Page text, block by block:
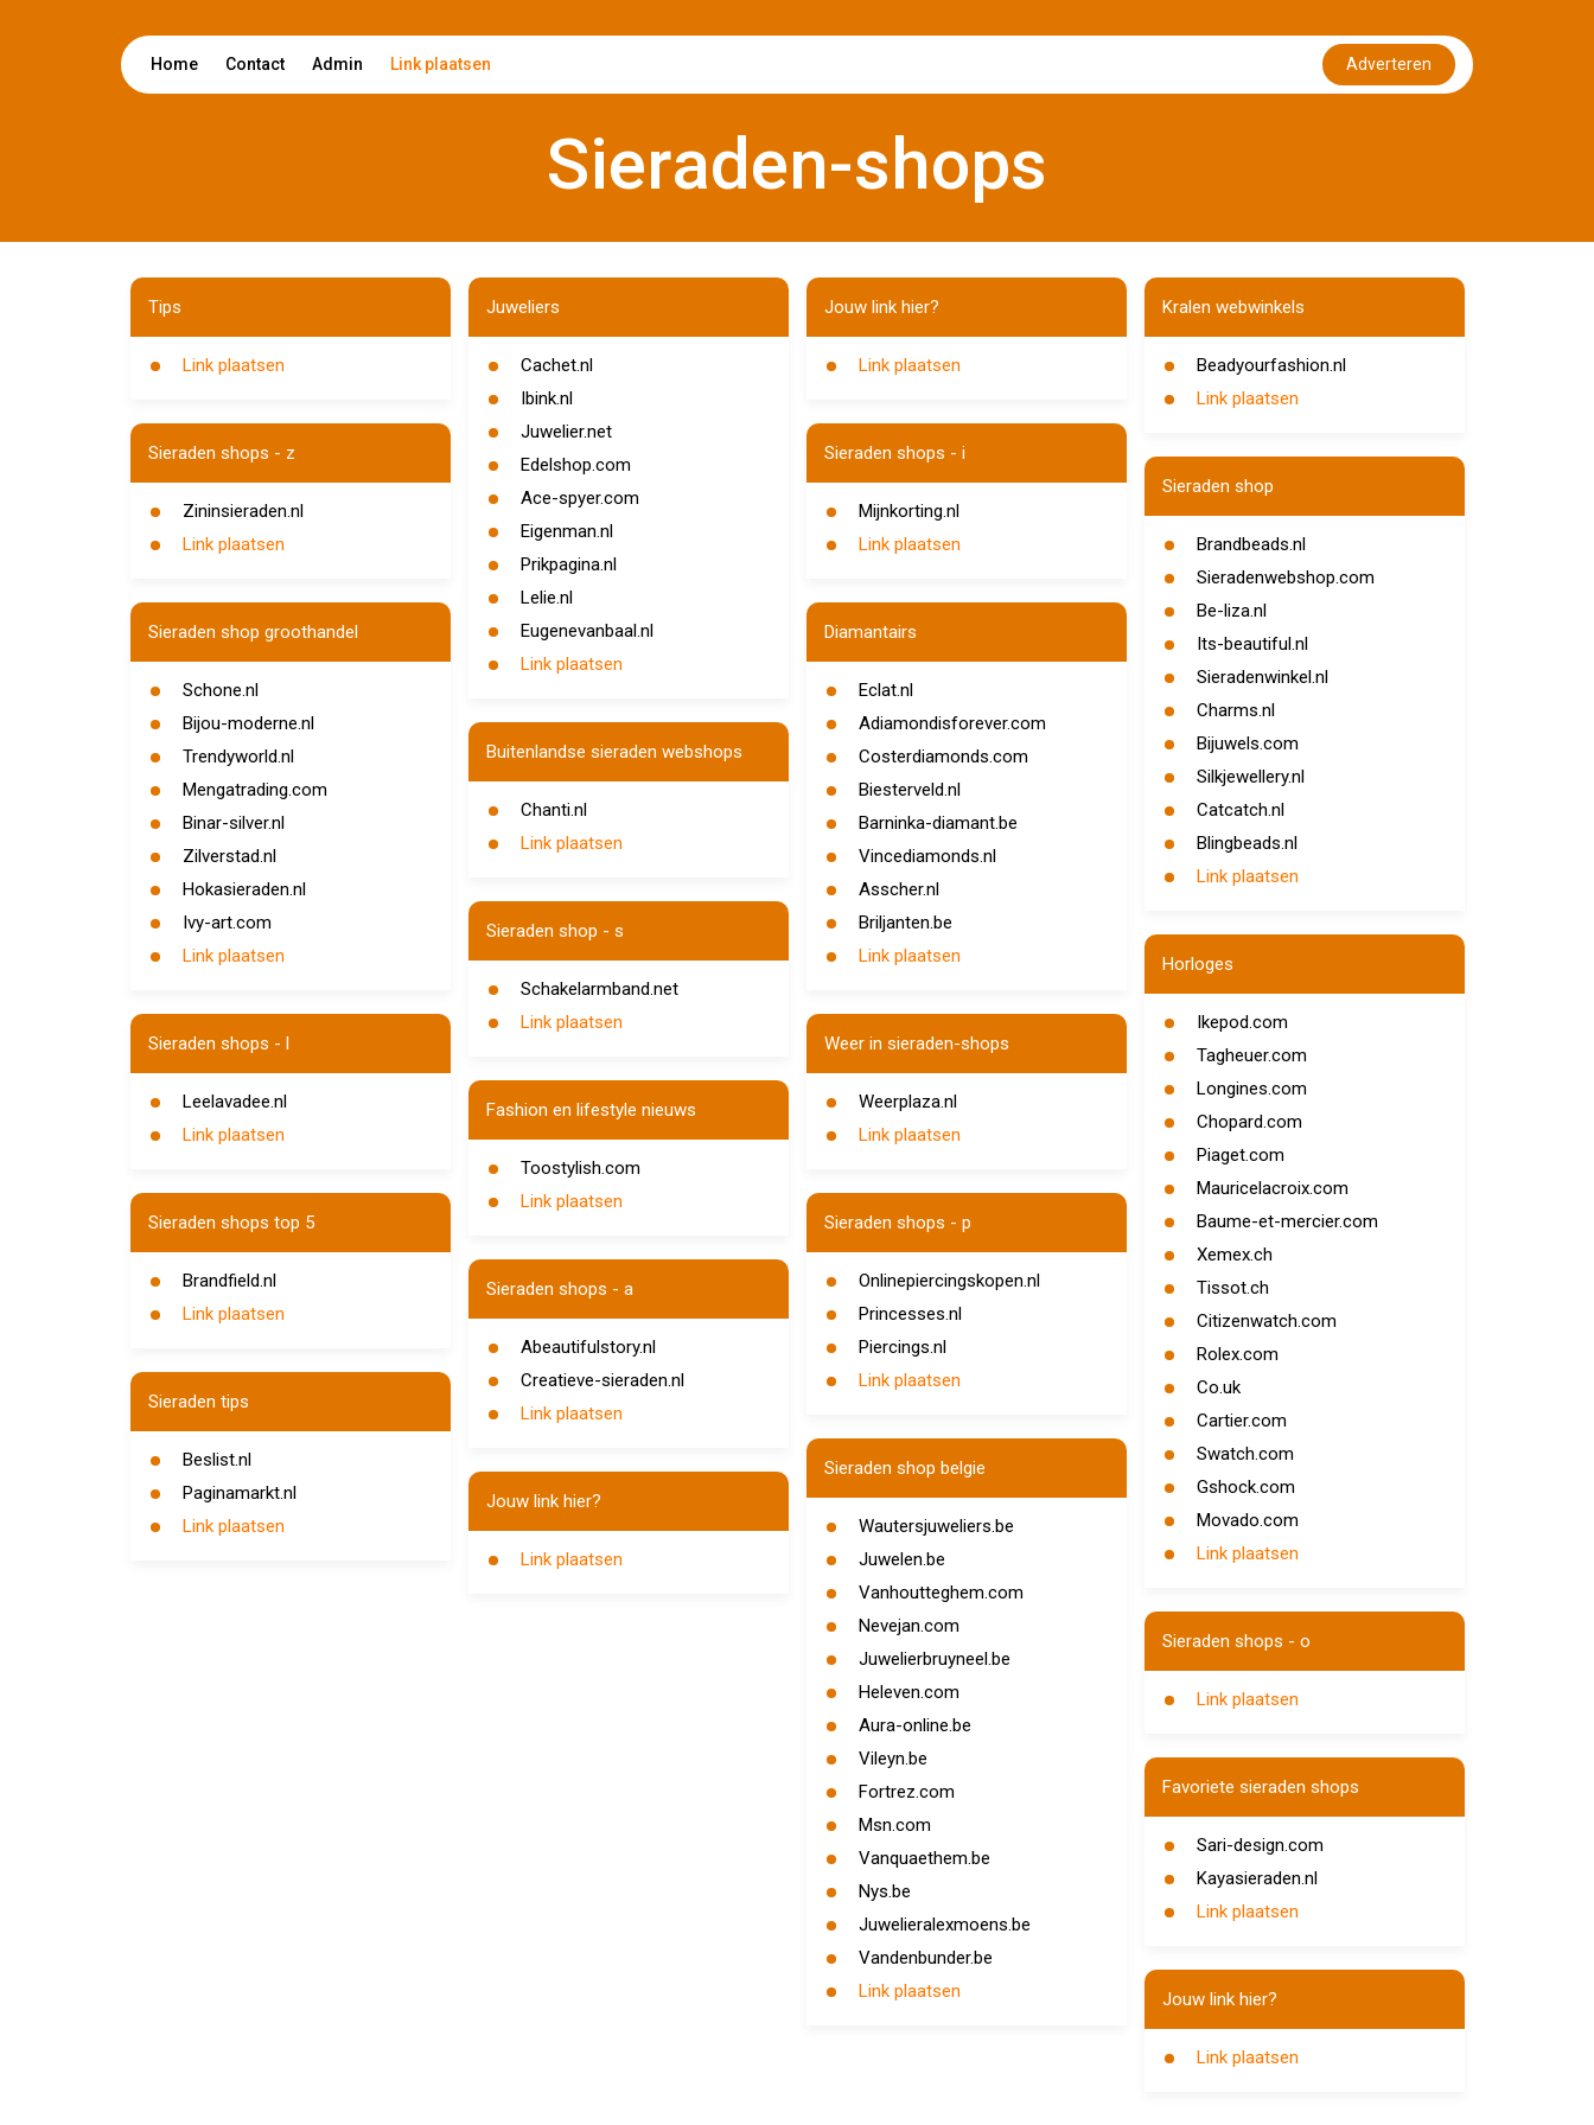
Home Contact Admin Link plaatsen Adverteren
Sieraden-shops
Tips
Link plaatsen
Sieraden shops - z
Zininsieraden.nl
Link plaatsen
Sieraden shop groothandel
Schone.nl
Bijou-moderne.nl
Trendyworld.nl
Mengatrading.com
Binar-silver.nl
Zilverstad.nl
Hokasieraden.nl
Ivy-art.com
Link plaatsen
Sieraden shops - l
Leelavadee.nl
Link plaatsen
Sieraden shops top 5
Brandfield.nl
Link plaatsen
Sieraden tips
Beslist.nl
Paginamarkt.nl
Link plaatsen
Juweliers
Cachet.nl
Ibink.nl
Juwelier.net
Edelshop.com
Ace-spyer.com
Eigenman.nl
Prikpagina.nl
Lelie.nl
Eugenevanbaal.nl
Link plaatsen
Buitenlandse sieraden webshops
Chanti.nl
Link plaatsen
Sieraden shop - s
Schakelarmband.net
Link plaatsen
Fashion en lifestyle nieuws
Toostylish.com
Link plaatsen
Sieraden shops - a
Abeautifulstory.nl
Creatieve-sieraden.nl
Link plaatsen
Jouw link hier?
Link plaatsen
Jouw link hier?
Link plaatsen
Sieraden shops - i
Mijnkorting.nl
Link plaatsen
Diamantairs
Eclat.nl
Adiamondisforever.com
Costerdiamonds.com
Biesterveld.nl
Barninka-diamant.be
Vincediamonds.nl
Asscher.nl
Briljanten.be
Link plaatsen
Weer in sieraden-shops
Weerplaza.nl
Link plaatsen
Sieraden shops - p
Onlinepiercingskopen.nl
Princesses.nl
Piercings.nl
Link plaatsen
Sieraden shop belgie
Wautersjuweliers.be
Juwelen.be
Vanhoutteghem.com
Nevejan.com
Juwelierbruyneel.be
Heleven.com
Aura-online.be
Vileyn.be
Fortrez.com
Msn.com
Vanquaethem.be
Nys.be
Juwelieralexmoens.be
Vandenbunder.be
Link plaatsen
Kralen webwinkels
Beadyourfashion.nl
Link plaatsen
Sieraden shop
Brandbeads.nl
Sieradenwebshop.com
Be-liza.nl
Its-beautiful.nl
Sieradenwinkel.nl
Charms.nl
Bijuwels.com
Silkjewellery.nl
Catcatch.nl
Blingbeads.nl
Link plaatsen
Horloges
Ikepod.com
Tagheuer.com
Longines.com
Chopard.com
Piaget.com
Mauricelacroix.com
Baume-et-mercier.com
Xemex.ch
Tissot.ch
Citizenwatch.com
Rolex.com
Co.uk
Cartier.com
Swatch.com
Gshock.com
Movado.com
Link plaatsen
Sieraden shops - o
Link plaatsen
Favoriete sieraden shops
Sari-design.com
Kayasieraden.nl
Link plaatsen
Jouw link hier?
Link plaatsen